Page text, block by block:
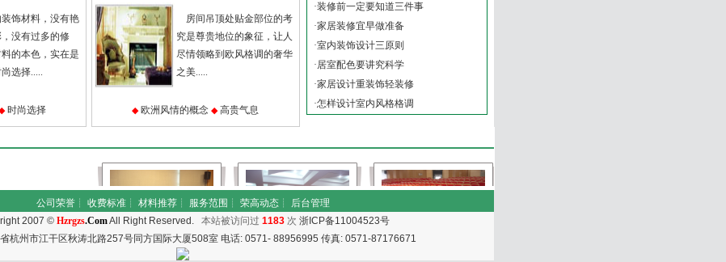
饰材料，没有艳
没有过多的修
的本色，实在是
选择.....
时尚选择
房间吊顶处贴金部位的考
究是尊贵地位的象征，让人
尽情领略到欧风格调的奢华
之美.....
◆欧洲风情的概念 ◆高贵气息
·装修前一定要知道三件事
·家居装修宜早做准备
·室内装饰设计三原则
·居室配色要讲究科学
·家居设计重装饰轻装修
·怎样设计室内风格格调
公司荣誉┊ 收费标准┊ 材料推荐┊ 服务范围 ┊ 荣高动态┊
后台管理
2007 © Hzrgzs.ComAll Right Reserved. 本站被访问过 1183 次 浙ICP备11004523号
杭州市江干区秋涛北路257号同方国际大厦508室 电话: 0571- 88956995 传真: 0571-87176671